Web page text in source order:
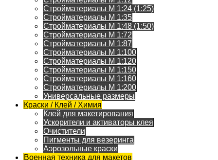
Стройматериалы M 1:24 (1:25)
Стройматериалы M 1:35
Стройматериалы M 1:48 (1:50)
Стройматериалы M 1:72
Стройматериалы M 1:87
Стройматериалы M 1:100
Стройматериалы M 1:120
Стройматериалы M 1:150
Стройматериалы M 1:160
Стройматериалы M 1:200
Универсальные размеры
Краски / Клей / Химия
Клей для макетирования
Ускорители и активаторы клея
Очистители
Пигменты для везеринга
Аэрозольные краски
Военная техника для макетов